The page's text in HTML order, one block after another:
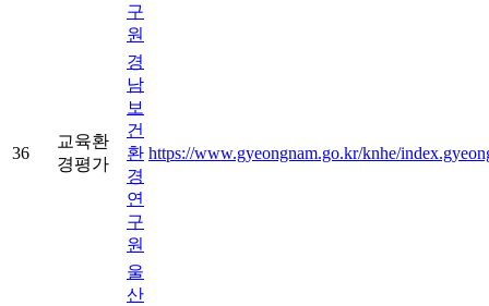
구
원
36
교육환
경평가
경
남
보
건
환
경
연
구
원
https://www.gyeongnam.go.kr/knhe/
울
산